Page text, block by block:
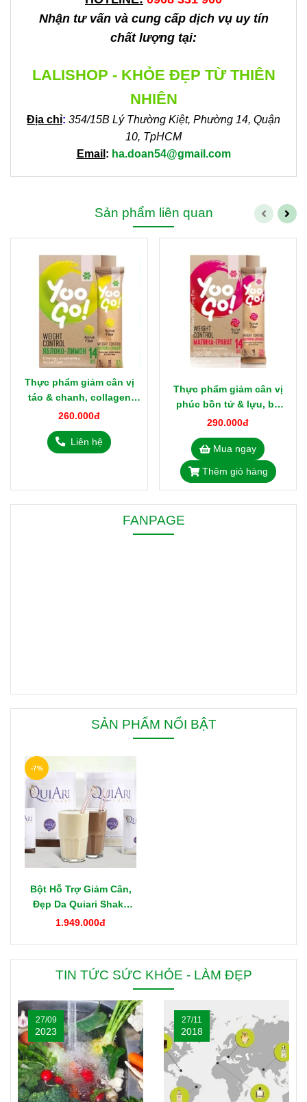
Nhận tư vấn và cung cấp dịch vụ uy tín
chất lượng tại:
LALISHOP - KHỎE ĐẸP TỪ THIÊN
NHIÊN
Địa chỉ: 354/15B Lý Thường Kiệt, Phường 14, Quận
10, TpHCM
Email : ha.doan54@gmail.com
Sản phẩm liên quan
Thực phẩm giảm cân vị
táo & chanh, collagen
thủy phân 500543 Yoo
Nga
260.000đ
Liên hệ
Thực phẩm giảm cân vị
phúc bồn tử & lựu, bổ
sung chất xơ, giảm cảm
Goo Weight Control từ
290.000đ
Mua ngay
Thêm giỏ hàng
FANPAGE
SẢN PHẨM NỔI BẬT
Bột Hỗ Trợ Giảm Cân,
Đẹp Da Quiari Shake
1000g Mỹ
1.949.000đ
-7%
TIN TỨC SỨC KHỎE - LÀM ĐẸP
27/09
2023
27/11
2018